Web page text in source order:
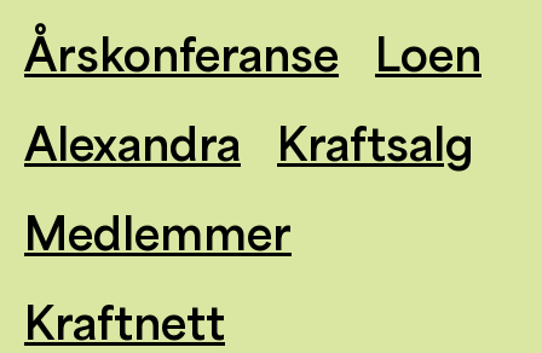
Årskonferanse
Loen
Alexandra
Kraftsalg
Medlemmer
Kraftnett